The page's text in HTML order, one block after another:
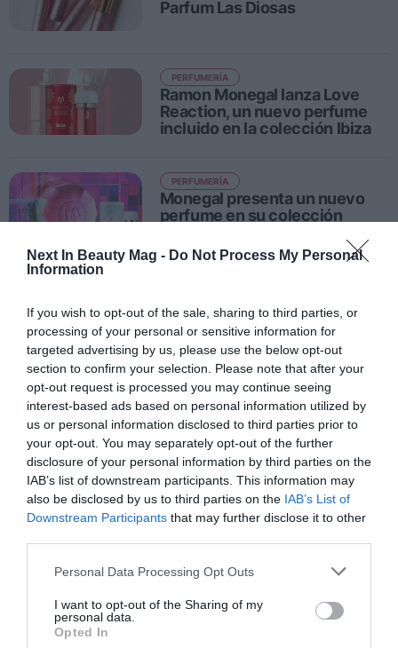
Next In Beauty Mag - Do Not Process My Personal
Information
If you wish to opt-out of the sale, sharing to third parties, or
processing of your personal or sensitive information for
targeted advertising by us, please use the below opt-out
section to confirm your selection. Please note that after your
opt-out request is processed you may continue seeing
interest-based ads based on personal information utilized by
us or personal information disclosed to third parties prior to
your opt-out. You may separately opt-out of the further
disclosure of your personal information by third parties on the
IAB’s list of downstream participants. This information may
also be disclosed by us to third parties on the IAB’s List of
Downstream Participants that may further disclose it to other
Personal Data Processing Opt Outs
I want to opt-out of the Sharing of my
personal data.
Opted In
Parfum Las Diosas
Ramon Monegal lanza Love
Reaction, un nuevo perfume
incluido en la colección Ibiza
PERFUMERÍA
Monegal presenta un nuevo
perfume en su colección
PERFUMERÍA
su nuevo perfume
1 2 3 4